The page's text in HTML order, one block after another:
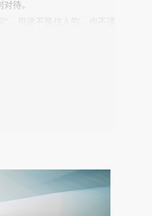
待。
”，用途不是住人的，也不适
归就睡睡觉的租客来说，尚
情况下，合同可以认定有
关系。
私自改造的危险建筑、违章
体应用法律》规定，未取得
立的租赁合同无效。
的情形)规定：“出租的居住